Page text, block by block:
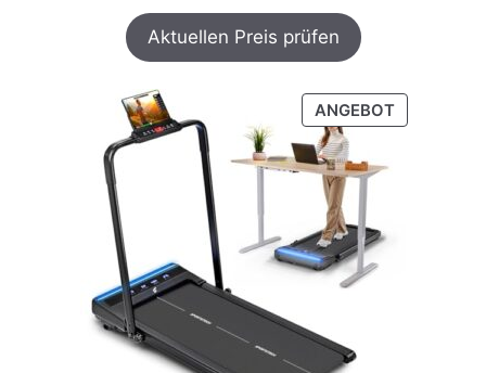
Aktuellen Preis prüfen
ANGEBOTPRODUKT
IM